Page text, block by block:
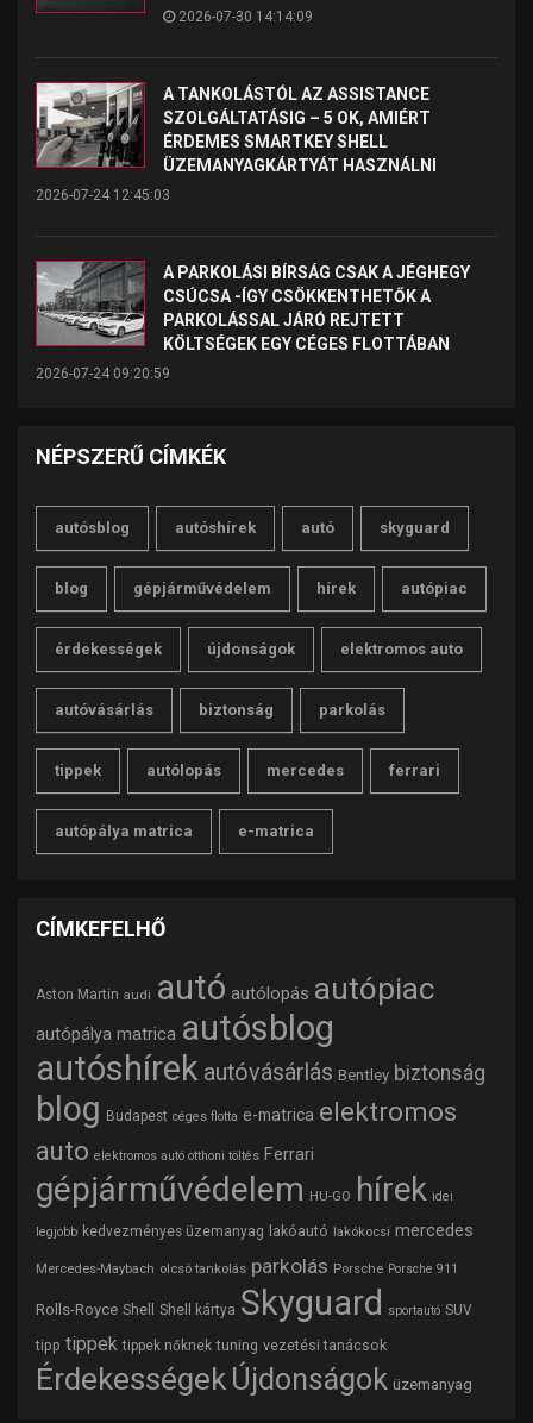
2026-07-30 14:14:09
A TANKOLÁSTÓL AZ ASSISTANCE
SZOLGÁLTATÁSIG – 5 OK, AMIÉRT
ÉRDEMES SMARTKEY SHELL
ÜZEMANYAGKÁRTYÁT HASZNÁLNI
2026-07-24 12:45:03
A PARKOLÁSI BÍRSÁG CSAK A JÉGHEGY
CSÚCSA -ÍGY CSÖKKENTHETŐK A
PARKOLÁSSAL JÁRÓ REJTETT
KÖLTSÉGEK EGY CÉGES FLOTTÁBAN
2026-07-24 09:20:59
NÉPSZERŰ CÍMKÉK
autósblog autóshírek autó skyguard
blog gépjárművédelem hírek autópiac
érdekességek újdonságok elektromos auto
autóvásárlás biztonság parkolás
tippek autólopás mercedes ferrari
autópálya matrica e-matrica
CÍMKEFELHŐ
Aston Martin audi autó autólopás autópiac
autópálya matrica autósblog
autóshírek autóvásárlás Bentley biztonság
blog Budapest céges flotta e-matrica elektromos
auto elektromos autó otthoni töltés Ferrari
gépjárművédelem HU-GO hírek idei
legjobb kedvezményes üzemanyag lakóautó lakókocsi mercedes
Mercedes-Maybach olcsó tankolás parkolás Porsche Porsche 911
Rolls-Royce Shell Shell kártya Skyguard sportautó SUV
tipp tippek tippek nőknek tuning vezetési tanácsok
Érdekességek Újdonságok üzemanyag